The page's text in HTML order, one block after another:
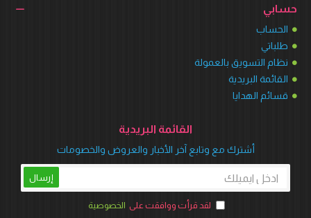
حسابي
الحساب
طلباتي
نظام التسويق بالعمولة
القائمة البريدية
قسائم الهدايا
القائمة البريدية
أشترك مع وتابع آخر الأخبار والعروض والخصومات
إرسال
لقد قرأت ووافقت على الخصوصية